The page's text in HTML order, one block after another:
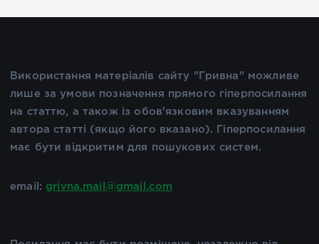
Використання матеріалів сайту "Гривна" можливе
лише за умови позначення прямого гіперпосилання
на статтю, а також із обов'язковим вказуванням
автора статті (якщо його вказано). Гіперпосилання
має бути відкритим для пошукових систем.
email: grivna.mail@gmail.com